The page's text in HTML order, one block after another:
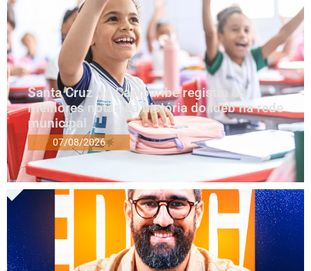
Santa Cruz do Capibaribe registra as
melhores notas da história do Ideb na rede
municipal
07/08/2026